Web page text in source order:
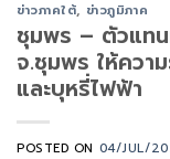
ข่าวภาคใต้, ข่าวภูมิภาค
ชุมพร – ตัวแท
จ.ชุมพร ให้ควา
และบุหรี่ไฟฟ้า
POSTED ON 04/JUL/